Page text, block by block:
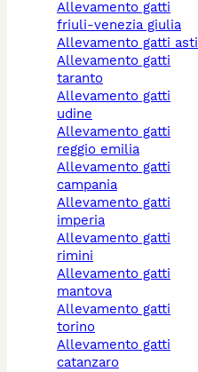
allevamento gatti
friuli-venezia giulia
allevamento gatti asti
allevamento gatti
taranto
allevamento gatti
udine
allevamento gatti
reggio emilia
allevamento gatti
campania
allevamento gatti
imperia
allevamento gatti
rimini
allevamento gatti
mantova
allevamento gatti
torino
allevamento gatti
catanzaro